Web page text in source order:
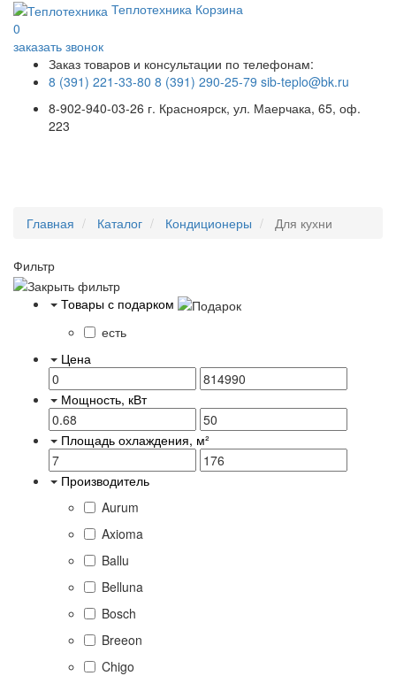
Теплотехника Корзина
0
заказать звонок
Заказ товаров и консультации по телефонам:
8 (391) 221-33-80 8 (391) 290-25-79 sib-teplo@bk.ru
8-902-940-03-26 г. Красноярск, ул. Маерчака, 65, оф.
223
Главная Каталог Кондиционеры Для кухни
Фильтр
Товары с подарком
есть
Цена
Мощность, кВт
Площадь охлаждения, м²
Производитель
Aurum
Axioma
Ballu
Belluna
Bosch
Breeon
Chigo